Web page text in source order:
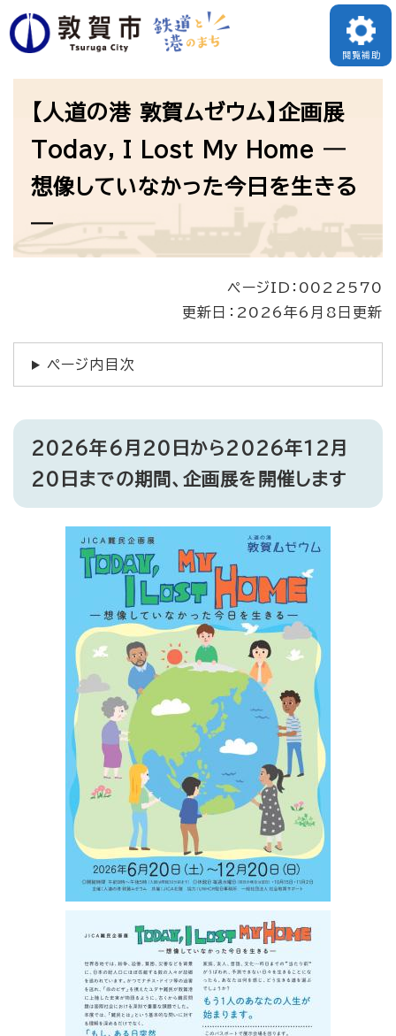
ペ
ー
閲覧補助
【人道の港 敦賀ムゼウム】企画展
Today, I Lost My Home ―
想像していなかった今日を生きる
―
ページID：0022570
更新日：2026年6月8日更新
ページ内目次
2026年6月20日から2026年12月
20日までの期間、企画展を開催します